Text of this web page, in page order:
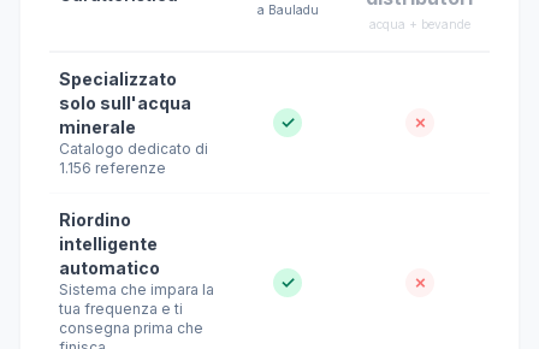
a Bauladu
acqua + bevande
Specializzato
solo sull'acqua
minerale
Catalogo dedicato di
1.156 referenze
✓ ✗
Riordino
intelligente
automatico
Sistema che impara la
tua frequenza e ti
consegna prima che
✓ ✗